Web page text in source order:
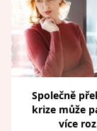
Společně
krize může
více